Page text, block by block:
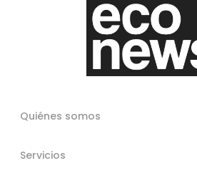
Quiénes somos
Servicios